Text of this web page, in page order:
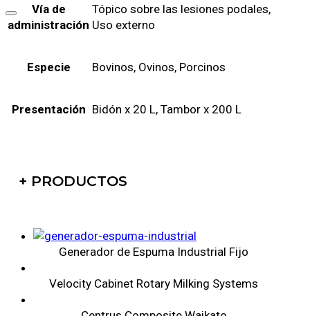
Vía de
administración
Tópico sobre las lesiones podales,
Uso externo
Especie Bovinos, Ovinos, Porcinos
Presentación Bidón x 20 L, Tambor x 200 L
+ PRODUCTOS
Generador de Espuma Industrial Fijo
Velocity Cabinet Rotary Milking Systems